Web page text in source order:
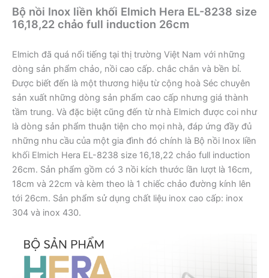
EL-
8238
số
Bộ nồi Inox liền khối Elmich Hera EL-8238 size
16,18,22 chảo full induction 26cm
Elmich đã quá nổi tiếng tại thị trường Việt Nam với những
dòng sản phẩm chảo, nồi cao cấp. chắc chắn và bền bỉ.
Được biết đến là một thương hiệu từ cộng hoà Séc chuyên
sản xuất những dòng sản phẩm cao cấp nhưng giá thành
tầm trung. Và đặc biệt cũng đến từ nhà Elmich được coi như
là dòng sản phẩm thuận tiện cho mọi nhà, đáp ứng đầy đủ
những nhu cầu của một gia đình đó chính là Bộ nồi Inox liền
khối Elmich Hera EL-8238 size 16,18,22 chảo full induction
26cm. Sản phẩm gồm có 3 nồi kích thước lần lượt là 16cm,
18cm và 22cm và kèm theo là 1 chiếc chảo đường kính lên
tới 26cm. Sản phẩm sử dụng chất liệu inox cao cấp: inox
304 và inox 430.